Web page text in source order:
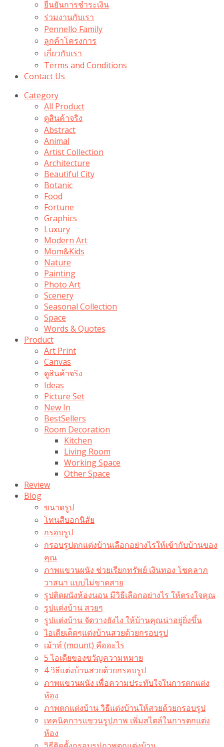
ยืนยันการชำระเงิน
ร่วมงานกับเรา
Pennello Family
ลูกค้าโครงการ
เกี่ยวกับเรา
Terms and Conditions
Contact Us
Category
All Product
ดูสินค้าจริง
Abstract
Animal
Artist Collection
Architecture
Beautiful City
Botanic
Food
Fortune
Graphics
Luxury
Modern Art
Mom&Kids
Nature
Painting
Photo Art
Scenery
Seasonal Collection
Space
Words & Quotes
Product
Art Print
Canvas
ดูสินค้าจริง
Ideas
Picture Set
New In
BestSellers
Room Decoration
Kitchen
Living Room
Working Space
Other Space
Review
Blog
ขนาดรูป
โทนสีบอกนิสัย
กรอบรูป
กรอบรูปตกแต่งบ้านเลือกอย่างไรให้เข้ากับบ้านของ
คุณ
ภาพแขวนผนัง ช่วยเรียกทรัพย์ เงินทอง โชคลาภ
วาสนา แบบไม่ขาดสาย
รูปติดผนังห้องนอน มีวิธีเลือกอย่างไร ให้ตรงใจคุณ
รูปแต่งบ้าน สวยๆ
รูปแต่งบ้าน จัดวางยังไง ให้บ้านคุณน่าอยู่ยิ่งขึ้น
ไอเดียเด็ดๆแต่งบ้านสวยด้วยกรอบรูป
เม้าท์ (mount) คืออะไร​
5 ไอเดียของขวัญความหมาย
4 วิธีแต่งบ้านสวยด้วยกรอบรูป
ภาพแขวนผนัง เพื่อความประทับใจในการตกแต่ง
ห้อง
ภาพตกแต่งบ้าน วิธีแต่งบ้านให้สวยด้วยกรอบรูป
เทคนิคการแขวนรูปภาพ เพิ่มสไตล์ในการตกแต่ง
ห้อง